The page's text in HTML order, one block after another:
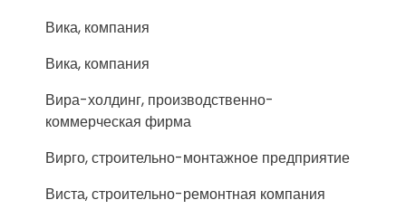
Вика, компания
Вика, компания
Вира-холдинг, производственно-
коммерческая фирма
Вирго, строительно-монтажное предприятие
Виста, строительно-ремонтная компания